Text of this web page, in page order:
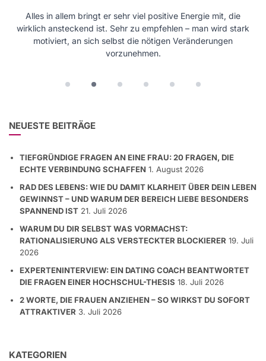
Alles in allem bringt er sehr viel positive Energie mit, die
wirklich ansteckend ist. Sehr zu empfehlen – man wird stark
motiviert, an sich selbst die nötigen Veränderungen
vorzunehmen.
NEUESTE BEITRÄGE
TIEFGRÜNDIGE FRAGEN AN EINE FRAU: 20 FRAGEN, DIE
ECHTE VERBINDUNG SCHAFFEN 1. August 2026
RAD DES LEBENS: WIE DU DAMIT KLARHEIT ÜBER DEIN LEBEN
GEWINNST – UND WARUM DER BEREICH LIEBE BESONDERS
SPANNEND IST 21. Juli 2026
WARUM DU DIR SELBST WAS VORMACHST:
RATIONALISIERUNG ALS VERSTECKTER BLOCKIERER 19. Juli
2026
EXPERTENINTERVIEW: EIN DATING COACH BEANTWORTET
DIE FRAGEN EINER HOCHSCHUL-THESIS 18. Juli 2026
2 WORTE, DIE FRAUEN ANZIEHEN – SO WIRKST DU SOFORT
ATTRAKTIVER 3. Juli 2026
KATEGORIEN